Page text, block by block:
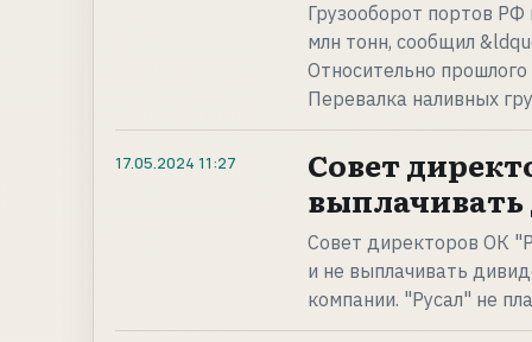
Грузооборот портов РФ
млн тонн, сообщил
Относительно
Перевалка наливных
17.05.2024 11:27
Совет
выплачивать
Совет директоров ОК
и не выплачивать
компании. "Русал" не